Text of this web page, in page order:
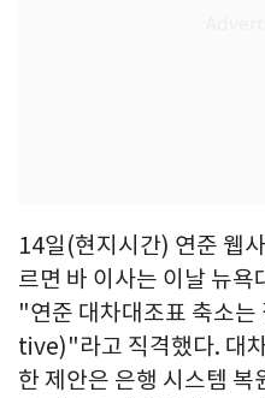
14일(현지시간) 연준 웹
르면 바 이사는 이날 뉴욕
"연준 대차대조표 축소
tive)"라고 직격했다. 대
한 제안은 은행 시스템 복